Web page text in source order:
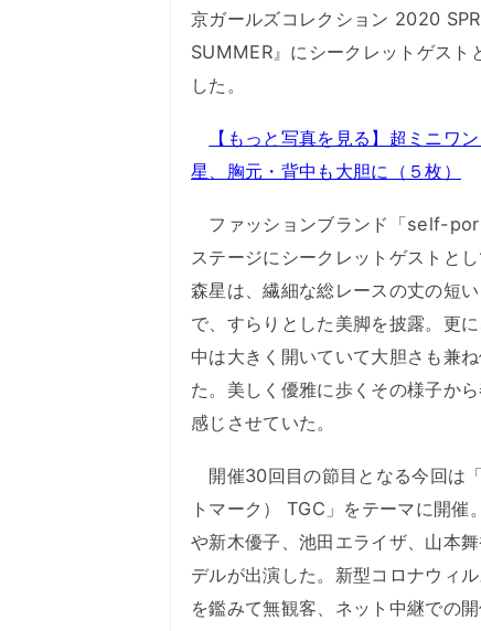
京ガールズコレクション 2020
SUMMER』にシークレットゲスト
した。
【もっと写真を見る】超ミニワ
星、胸元・背中も大胆に（５枚）
ファッションブランド「self-
ステージにシークレットゲストと
森星は、繊細な総レースの丈の短
で、すらりとした美脚を披露。更
中は大きく開いていて大胆さも兼
た。美しく優雅に歩くその様子か
感じさせていた。
開催30回目の節目となる今回は
トマーク） TGC」をテーマに開催
や新木優子、池田エライザ、山本
デルが出演した。新型コロナウィ
を鑑みて無観客、ネット中継での開